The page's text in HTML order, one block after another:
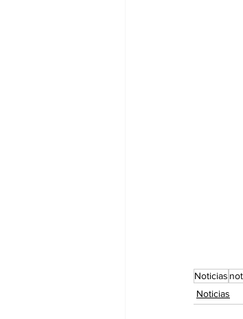
Noticias
Noticias